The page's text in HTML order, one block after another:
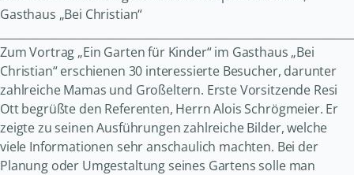
Gasthaus „Bei Christian“
Zum Vortrag „Ein Garten für Kinder“ im Gasthaus „Bei
Christian“ erschienen 30 interessierte Besucher, darunter
zahlreiche Mamas und Großeltern. Erste Vorsitzende Resi
Ott begrüßte den Referenten, Herrn Alois Schrögmeier. Er
zeigte zu seinen Ausführungen zahlreiche Bilder, welche
viele Informationen sehr anschaulich machten. Bei der
Planung oder Umgestaltung seines Gartens solle man